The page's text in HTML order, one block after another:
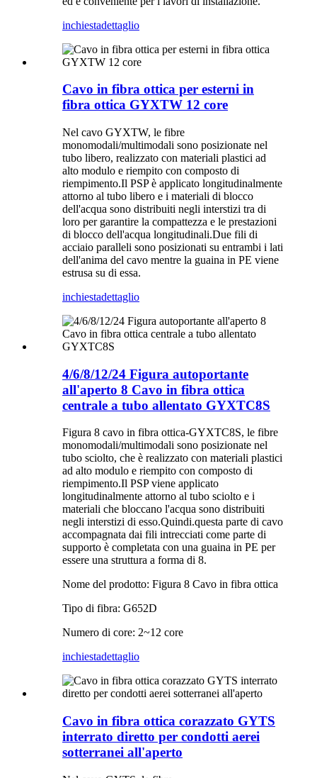
inchiestadettaglio
Cavo in fibra ottica per esterni in
fibra ottica GYXTW 12 core
Nel cavo GYXTW, le fibre
monomodali/multimodali sono posizionate nel
tubo libero, realizzato con materiali plastici ad
alto modulo e riempito con composto di
riempimento.Il PSP è applicato longitudinalmente
attorno al tubo libero e i materiali di blocco
dell'acqua sono distribuiti negli interstizi tra di
loro per garantire la compattezza e le prestazioni
di blocco dell'acqua longitudinali.Due fili di
acciaio paralleli sono posizionati su entrambi i lati
dell'anima del cavo mentre la guaina in PE viene
estrusa su di essa.
inchiestadettaglio
4/6/8/12/24 Figura autoportante
all'aperto 8 Cavo in fibra ottica
centrale a tubo allentato GYXTC8S
Figura 8 cavo in fibra ottica-GYXTC8S, le fibre
monomodali/multimodali sono posizionate nel
tubo sciolto, che è realizzato con materiali plastici
ad alto modulo e riempito con composto di
riempimento.Il PSP viene applicato
longitudinalmente attorno al tubo sciolto e i
materiali che bloccano l'acqua sono distribuiti
negli interstizi di esso.Quindi.questa parte di cavo
accompagnata dai fili intrecciati come parte di
supporto è completata con una guaina in PE per
essere una struttura a forma di 8.
Nome del prodotto: Figura 8 Cavo in fibra ottica
Tipo di fibra: G652D
Numero di core: 2~12 core
inchiestadettaglio
Cavo in fibra ottica corazzato GYTS
interrato diretto per condotti aerei
sotterranei all'aperto